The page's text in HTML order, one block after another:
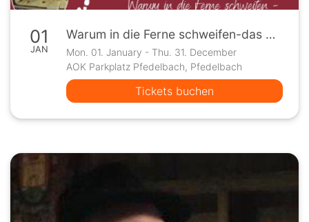
01
JAN
Warum in die Ferne schweifen-das Gute liegt so nahe!
Mon. 01. January - Thu. 31. December
AOK Parkplatz Pfedelbach, Pfedelbach
Tickets buchen